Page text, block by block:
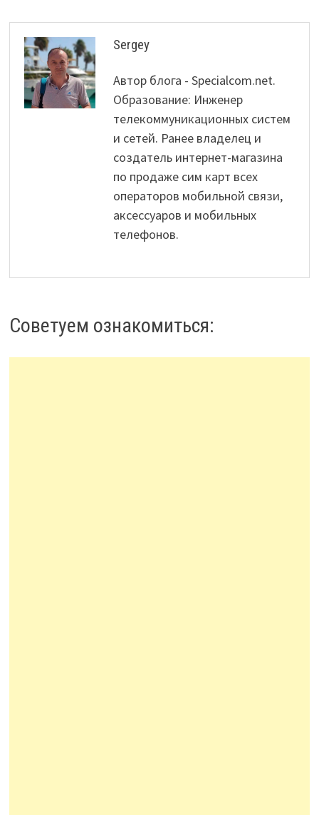
Sergey
Автор блога - Specialcom.net.
Образование: Инженер
телекоммуникационных систем
и сетей. Ранее владелец и
создатель интернет-магазина
по продаже сим карт всех
операторов мобильной связи,
аксессуаров и мобильных
телефонов.
Советуем ознакомиться: